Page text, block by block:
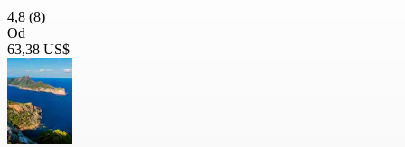
4,8 (8)
Od
63,38 US$